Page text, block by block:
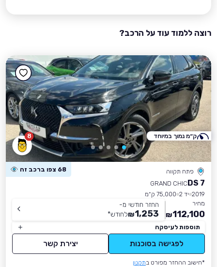
רוצה ללמוד עוד על הרכב?
8
פתח תקווה 68 צפו ברכב זה
DS 7
GRAND CHIC
2019 יד 2
75,000 ק״מ
מחיר
112,100
₪
החזר חודשי מ-
1,253
₪לחודש*
תוספות לעיסקה
לפגישה בסוכנות יצירת קשר
*חישוב ההחזר מפורט בתקנון
ק״מ נמוך במיוחד